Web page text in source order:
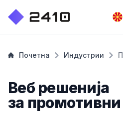
Почетна Индустрии
Веб решенија
за